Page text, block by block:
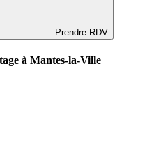
Prendre RDV
à Mantes-la-Ville